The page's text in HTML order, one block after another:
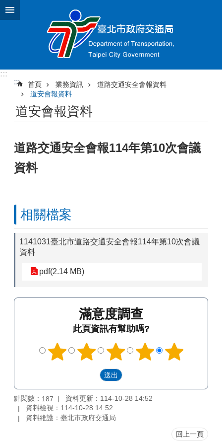
跳到主要內容區塊
:::
:::
首頁 業務資訊
道路交通安全會報資料
道安會報資料
道安會報資料
道路交通安全會報114年第10次會議
資料
相關檔案
1141031臺北市道路交通安全會報114年第10次會議
資料
pdf(2.14 MB)
滿意度調查
此頁資訊有幫助嗎?
點閱數： 187
資料更新：114-10-28 14:52
資料檢視：114-10-28 14:52
資料維護：臺北市政府交通局
回上一頁